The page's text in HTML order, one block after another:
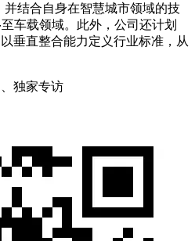
并结合自身在智慧城市领域的技
车载领域。此外，公司还计划
垂直整合能力定义行业标准，从
独家专访